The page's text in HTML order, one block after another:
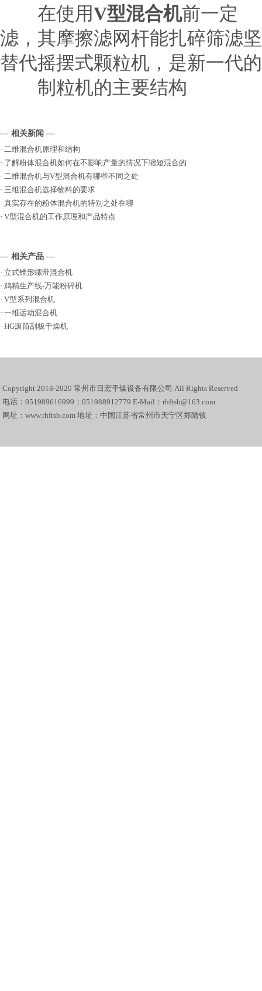
在使用V型混合机前一定
滤，其摩擦滤网杆能扎碎筛滤
替代摇摆式颗粒机，是新一代
制粒机的主要结构
--- 相关新闻 ---
· 二维混合机原理和结构
· 了解粉体混合机如何在不影响产量的情况下缩短混合的
· 二维混合机与V型混合机有哪些不同之处
· 三维混合机选择物料的要求
· 真实存在的粉体混合机的特别之处在哪
· V型混合机的工作原理和产品特点
--- 相关产品 ---
· 立式锥形螺带混合机
· 鸡精生产线-万能粉碎机
· V型系列混合机
· 一维运动混合机
· HG滚筒刮板干燥机
Copyright 2018-2020 常州市日宏干燥设备有限公司 All Rights Reserved
电话：051989616999；051988912779 E-Mail：rhftsb@163.com
网址：www.rhftsb.com 地址：中国江苏省常州市天宁区郑陆镇